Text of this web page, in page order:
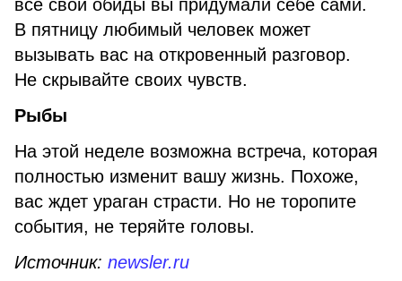
все свои обиды вы придумали себе сами.
В пятницу любимый человек может
вызывать вас на откровенный разговор.
Не скрывайте своих чувств.
Рыбы
На этой неделе возможна встреча, которая
полностью изменит вашу жизнь. Похоже,
вас ждет ураган страсти. Но не торопите
события, не теряйте головы.
Источник: newsler.ru